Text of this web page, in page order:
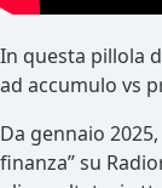
In questa pillola
ad accumulo vs
Da gennaio
finanza” su